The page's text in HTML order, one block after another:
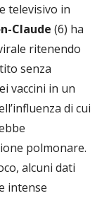
televisivo in
Claude (6) ha
ritenendo
senza
vaccini in un
di cui
polmonare.
alcuni dati
intense